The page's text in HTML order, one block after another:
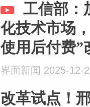
工信部：
化技术市场
使用后付费”
界面新闻 2025-12-
改革试点！